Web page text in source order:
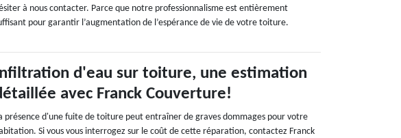
à nous contacter. Parce que notre professionnalisme est entièrement
pour garantir l’augmentation de l’espérance de vie de votre toiture.
d'eau sur toiture, une estimation
avec Franck Couverture!
présence d'une fuite de toiture peut entraîner de graves dommages pour votre
Si vous vous interrogez sur le coût de cette réparation, contactez Franck